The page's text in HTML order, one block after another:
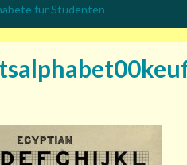
für Studenten